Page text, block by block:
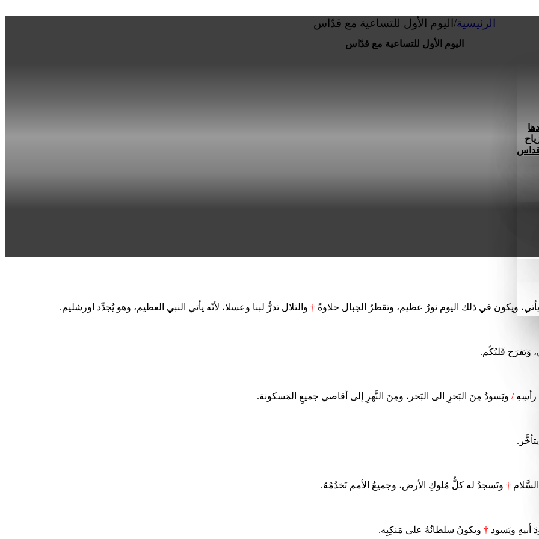
قداس
الرئيسية/ اليوم الأول للتساعية مع قدّاس
اليوم الأول للتساعية مع قدّاس
ويكون في ذلك اليوم نورٌ عظيم، وتقطرُ الجبال حلاوةً † والتلال تدرُّ لبنا وعسلا، لأنّه يأتي النبي العظيم، وهو يُجدِّد اورشليم.
وَيَفرَح قَلبُكُم.
رأسِهِ/ ويَسودُ مِنَ البَحرِ الى البَحر، ومِنَ النَّهرِ إلى أقاصي جميعِ المَسكونة.
† وتَسجدُ له كلُّ مُلوكِ الأرض، وجميعُ الأمم تَخدُمُهُ.
ويَسود † ويكونُ سلطانُهُ على مَنكِبِه.